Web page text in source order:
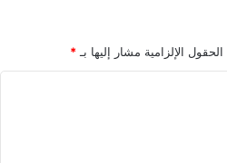
الحقول الإلزامية مشار إليها بـ *